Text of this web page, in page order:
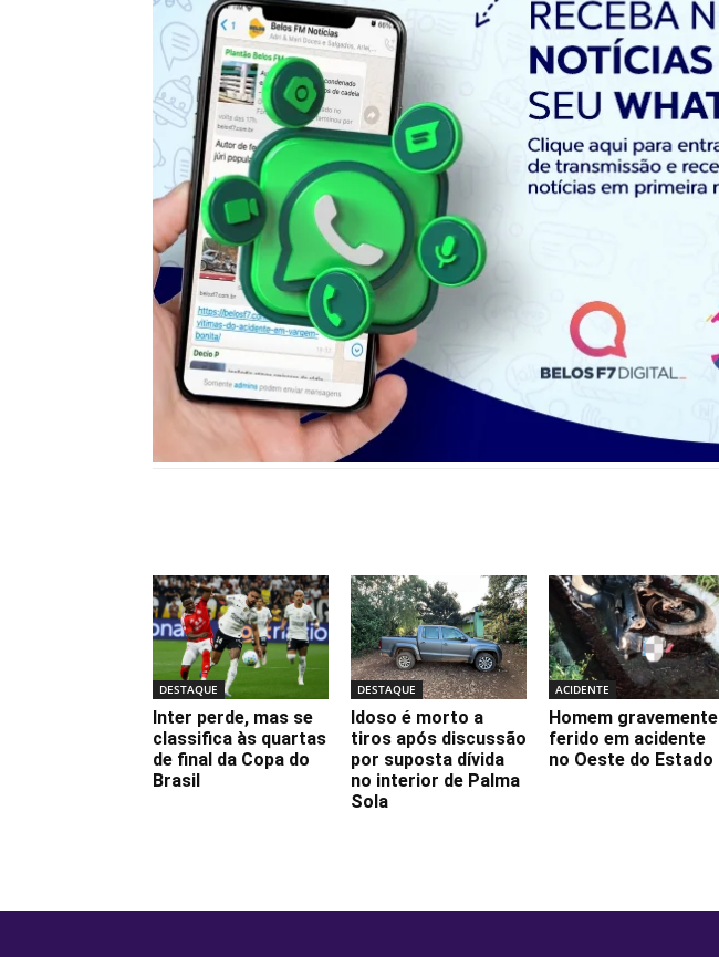
DESTAQUE
Inter perde, mas se
classifica às quartas
de final da Copa do
Brasil
DESTAQUE
Idoso é morto a
tiros após discussão
por suposta dívida
no interior de Palma
Sola
ACIDENTE
Homem gravemente
ferido em acidente
no Oeste do Estado